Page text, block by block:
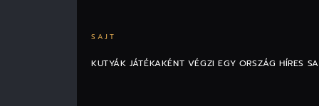
SAJT
KUTYÁK JÁTÉKAKÉNT VÉGZI EGY ORSZÁG HÍRES